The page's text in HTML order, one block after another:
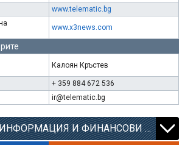
www.telematic.bg
www.x3news.com
Калоян Кръстев
+ 359 884 672 536
ir@telematic.bg
ИСТОРИЧЕСКА ИНФОРМАЦИЯ И ФИНАНСОВИ КОЕФИЦИЕНТИ